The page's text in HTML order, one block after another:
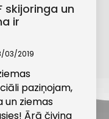
skijoringa un
ir
03/2019
paziņojam,
un ziemas
Ārā čivina